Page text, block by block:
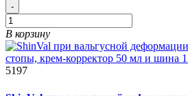
-
В корзину
5197